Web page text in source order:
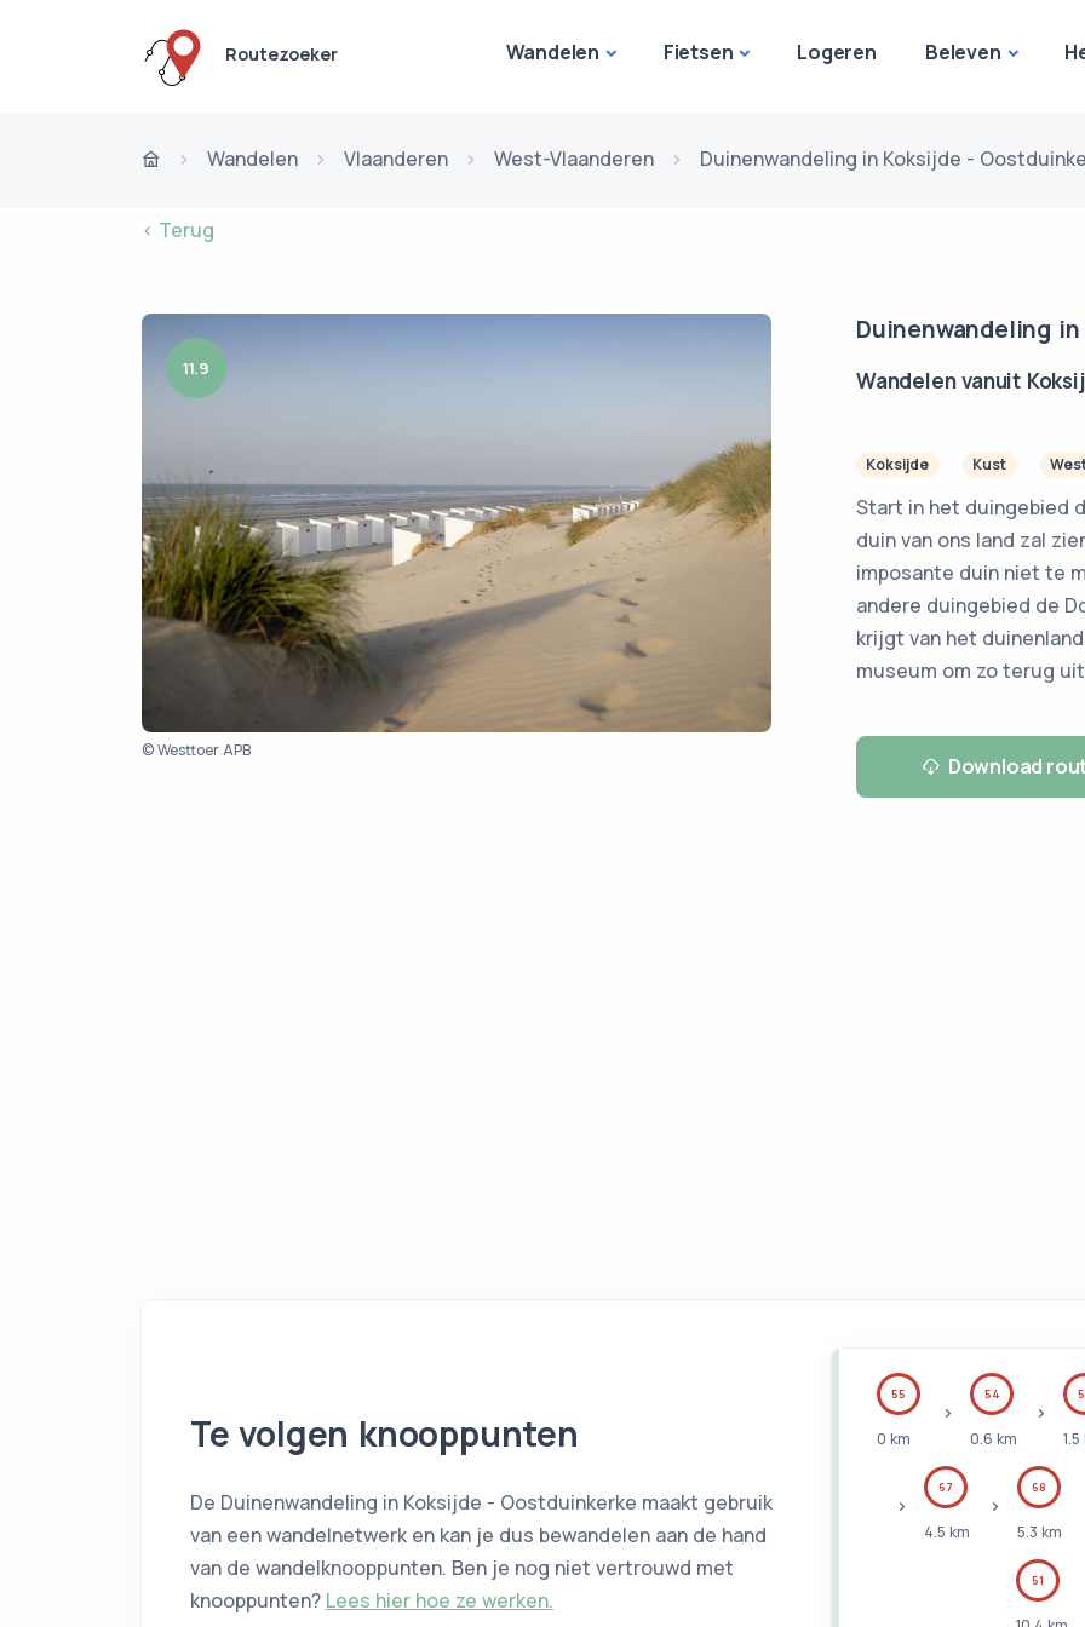
Routezoeker Wandelen Fietsen Logeren Beleven
Wandelen Vlaanderen West-Vlaanderen Duinenwandeling in Koksijde -
< Terug
11.9
© Westtoer APB
Duinenwandeling
Wandelen vanuit
Koksijde Kust
Start in het duingebied
duin van ons land zal
imposante duin niet te
andere duingebied de
krijgt van het
museum om zo terug
Download
Te volgen knooppunten
De Duinenwandeling in Koksijde - Oostduinkerke maakt gebruik
van een wandelnetwerk en kan je dus bewandelen aan de hand
van de wandelknooppunten. Ben je nog niet vertrouwd met
knooppunten? Lees hier hoe ze werken.
55
0 km
54
0.6 km 1.5
67
4.5 km
68
5.3 km
51